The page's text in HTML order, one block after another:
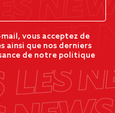
vous acceptez de
ainsi que nos derniers
de notre politique